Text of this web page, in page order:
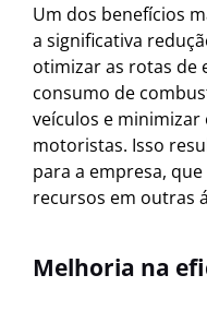
Um dos benefícios
a significativa
otimizar as rotas de
consumo de
veículos e
motoristas. Isso
para a empresa,
recursos em outras
Melhoria na